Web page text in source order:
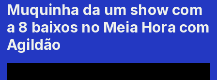
Muquinha da um show com
a 8 baixos no Meia Hora com
Agildão